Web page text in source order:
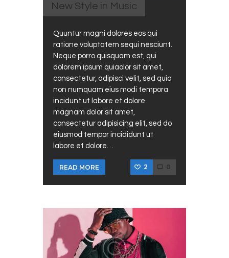
New Style in Music
Quuntur magni dolores eos qui
ratione voluptatem sequi nesciunt.
Neque porro quisquam est, qui
dolorem ipsum quiaolor sit amet,
consectetur, adipisci velit, sed quia
non numquam eius modi tempora
incidunt ut labore et dolore
magnam dolor sit amet,
consectetur adipisicing elit, sed do
eiusmod tempor incididunt ut
labore et dolore…
READ MORE 2 0